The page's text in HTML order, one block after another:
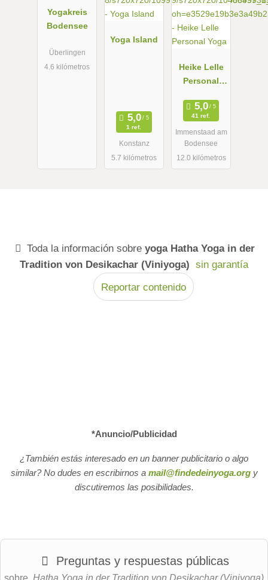
Yogakreis
Bodensee
Überlingen
4.6 kilómetros
Yoga Island
1 ref.
Konstanz
5.7 kilómetros
Heike Lelle
Personal
41 ref.
Immenstaad am
Bodensee
12.0 kilómetros
Toda la información sobreyoga Hatha Yoga in der
Tradition von Desikachar (Viniyoga) sin garantía
Reportar contenido
*Anuncio/Publicidad
¿También estás interesado en un banner publicitario o algo
similar? No dudes en escribirnos a mail@findedeinyoga.orgy
discutiremos las posibilidades.
Preguntas y respuestas públicas
sobre Hatha Yoga in der Tradition von Desikachar (Viniyoga)